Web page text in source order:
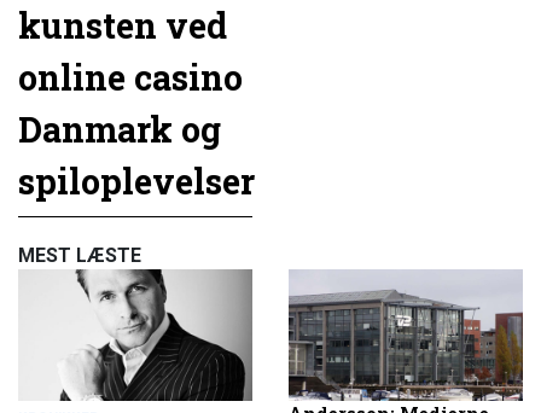
kunsten ved
online casino
Danmark og
spiloplevelser
MEST LÆSTE